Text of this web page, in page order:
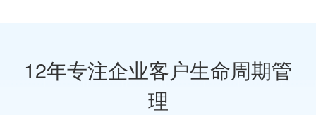
12年专注企业客户生命周期管
理